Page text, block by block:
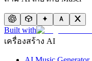
Built with
เครื่องสร้าง AI